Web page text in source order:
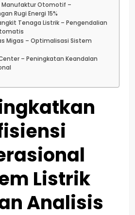
Manufaktur Otomotif –
Rugi Energi 15%
Tenaga Listrik – Pengendalian
Migas – Optimalisasi Sistem
– Peningkatan Keandalan
Listrik
Analisis